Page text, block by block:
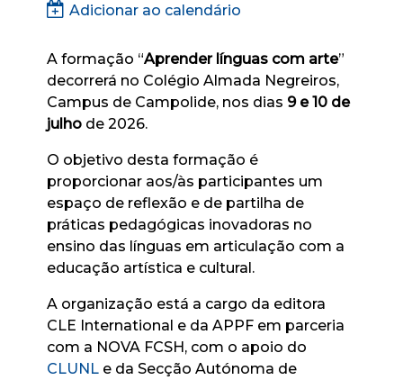
Adicionar ao calendário
A formação “Aprender línguas com arte”
decorrerá no Colégio Almada Negreiros,
Campus de Campolide, nos dias 9 e 10 de
julho de 2026.
O objetivo desta formação é
proporcionar aos/às participantes um
espaço de reflexão e de partilha de
práticas pedagógicas inovadoras no
ensino das línguas em articulação com a
educação artística e cultural.
A organização está a cargo da editora
CLE International e da APPF em parceria
com a NOVA FCSH, com o apoio do
CLUNL e da Secção Autónoma de